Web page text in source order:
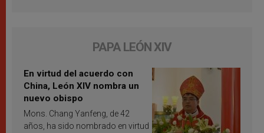
PAPA LEÓN XIV
En virtud del acuerdo con
China, León XIV nombra un
nuevo obispo
Mons. Chang Yanfeng, de 42
años, ha sido nombrado en virtud